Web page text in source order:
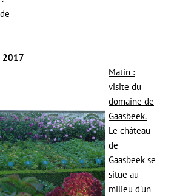
2017
Matin :
visite du
domaine de
Gaasbeek.
Le château
de
Gaasbeek se
situe au
milieu d’un